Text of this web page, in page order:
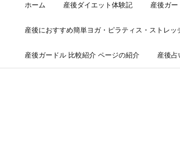
ホーム 産後ダイエット体験記 産後ガ
産後におすすめ簡単ヨガ・ピラティス・ストレッ
産後ガードル 比較紹介 ページの紹介 産後占